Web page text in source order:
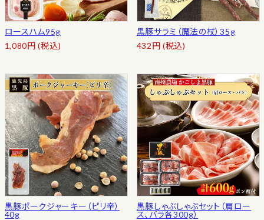
ロースハム95g
1,080円(税込)
黒豚サラミ（魔法の杖）35g
432 円(税込)
黒豚ポークジャーキー（ピリ辛）
40g
黒豚しゃぶしゃぶセット（肩ロー
ス、バラ各300g）